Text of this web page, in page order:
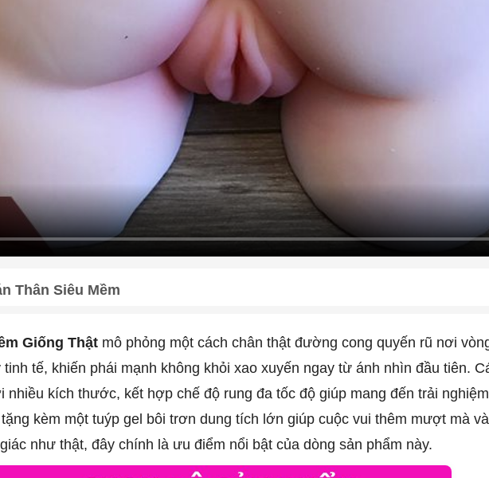
Thân Siêu Mềm
Giống Thật mô phỏng một cách chân thật đường cong quyến rũ nơi
tế, khiến phái mạnh không khỏi xao xuyến ngay từ ánh nhìn đầu tiên.
nhiều kích thước, kết hợp chế độ rung đa tốc độ giúp mang đến trải
kèm một tuýp gel bôi trơn dung tích lớn giúp cuộc vui thêm mượt mà
như thật, đây chính là ưu điểm nổi bật của dòng sản phẩm này.